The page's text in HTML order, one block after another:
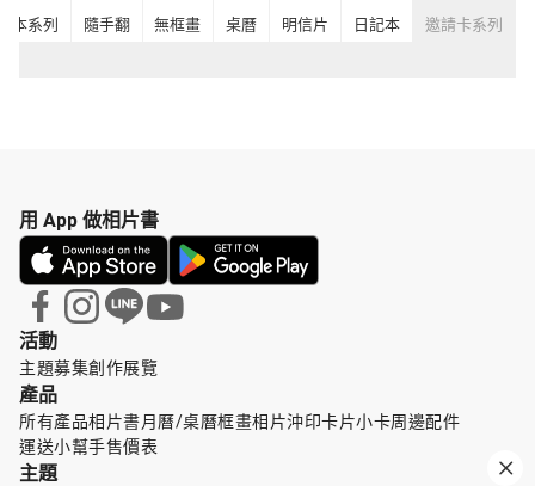
本系列 隨手翻 無框畫 桌曆 明信片 日記本 邀請卡系列
活動
主題募集創作展覽
產品
所有產品相片書月曆/桌曆框畫相片沖印卡片小卡周邊配件
運送小幫手售價表
主題
用 App 做相片書